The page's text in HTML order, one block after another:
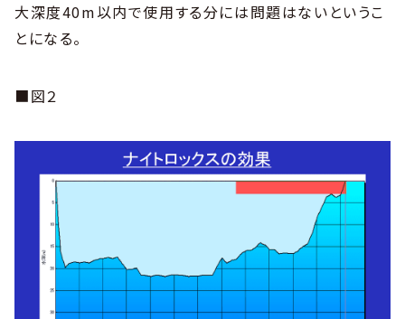
大深度40m以内で使用する分には問題はないというこ
とになる。
■図２